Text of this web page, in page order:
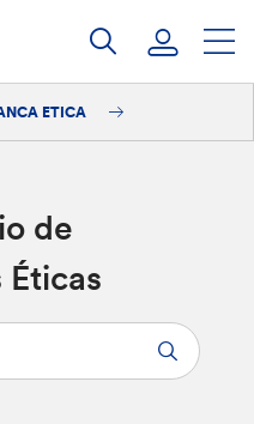
ETICA
de
Éticas